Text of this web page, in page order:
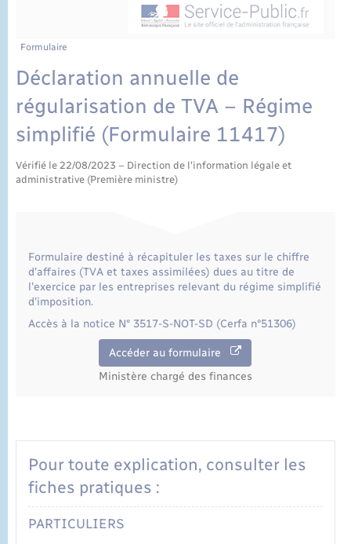
Formulaire
Déclaration annuelle de
régularisation de TVA – Régime
simplifié (Formulaire 11417)
Vérifié le 22/08/2023 – Direction de l'information légale et
administrative (Première ministre)
Formulaire destiné à récapituler les taxes sur le chiffre
d'affaires (TVA et taxes assimilées) dues au titre de
l'exercice par les entreprises relevant du régime simplifié
d'imposition.
Accès à la notice N° 3517-S-NOT-SD (Cerfa n°51306)
Accéder au formulaire
Ministère chargé des finances
Pour toute explication, consulter les
fiches pratiques :
PARTICULIERS